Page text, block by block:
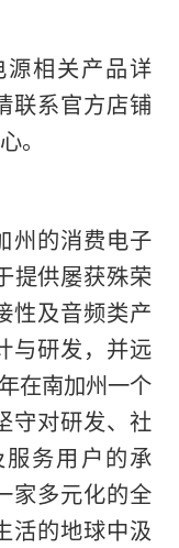
相关产品详
联系官方店铺
。
州的消费电子
提供屡获殊荣
性及音频类产
与研发，并远
在南加州一个
守对研发、社
务用户的承
家多元化的全
活的地球中汲